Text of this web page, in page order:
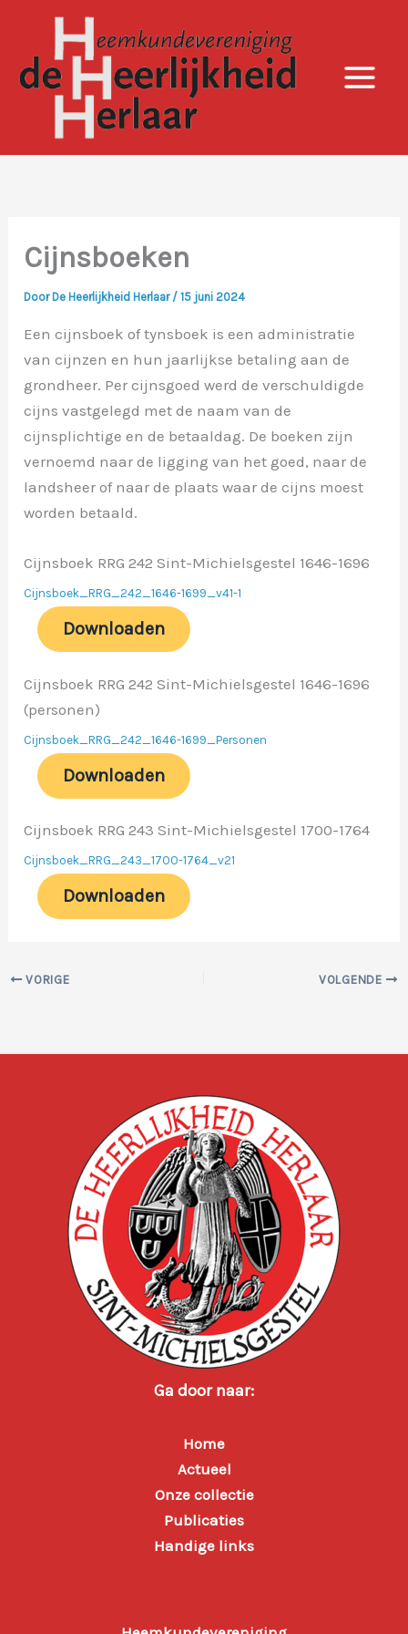
inhoud
Cijnsboeken
Door De Heerlijkheid Herlaar /15 juni 2024
Een cijnsboek of tynsboek is een administratie
van cijnzen en hun jaarlijkse betaling aan de
grondheer. Per cijnsgoed werd de verschuldigde
cijns vastgelegd met de naam van de
cijnsplichtige en de betaaldag. De boeken zijn
vernoemd naar de ligging van het goed, naar de
landsheer of naar de plaats waar de cijns moest
worden betaald.
Cijnsboek RRG 242 Sint-Michielsgestel 1646-1696
Cijnsboek_RRG_242_1646-1699_v41-1
Downloaden
Cijnsboek RRG 242 Sint-Michielsgestel 1646-1696
(personen)
Cijnsboek_RRG_242_1646-1699_Personen
Downloaden
Cijnsboek RRG 243 Sint-Michielsgestel 1700-1764
Cijnsboek_RRG_243_1700-1764_v21
Downloaden
VORIGE VOLGENDE
Ga door naar:
Home
Actueel
Onze collectie
Publicaties
Handige links